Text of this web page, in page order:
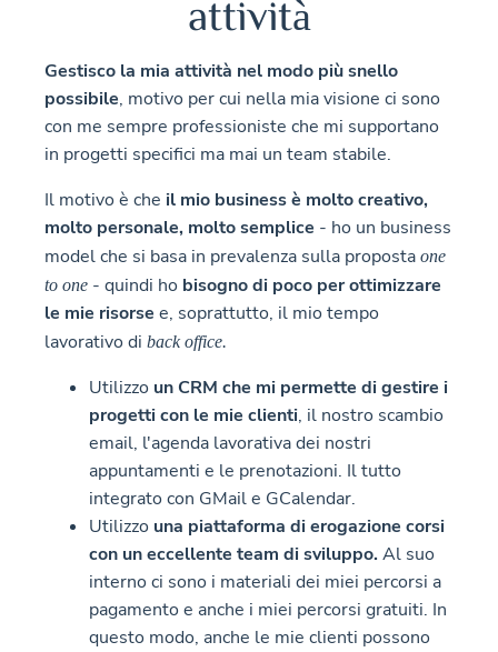
attività
Gestisco la mia attività nel modo più snello
possibile, motivo per cui nella mia visione ci sono
con me sempre professioniste che mi supportano
in progetti specifici ma mai un team stabile.
Il motivo è che il mio business è molto creativo,
molto personale, molto semplice - ho un business
model che si basa in prevalenza sulla proposta one
to one - quindi ho bisogno di poco per ottimizzare
le mie risorse e, soprattutto, il mio tempo
lavorativo di back office.
Utilizzo un CRM che mi permette di gestire i
progetti con le mie clienti, il nostro scambio
email, l'agenda lavorativa dei nostri
appuntamenti e le prenotazioni. Il tutto
integrato con GMail e GCalendar.
Utilizzo una piattaforma di erogazione corsi
con un eccellente team di sviluppo.Al suo
interno ci sono i materiali dei miei percorsi a
pagamento e anche i miei percorsi gratuiti. In
questo modo, anche le mie clienti possono